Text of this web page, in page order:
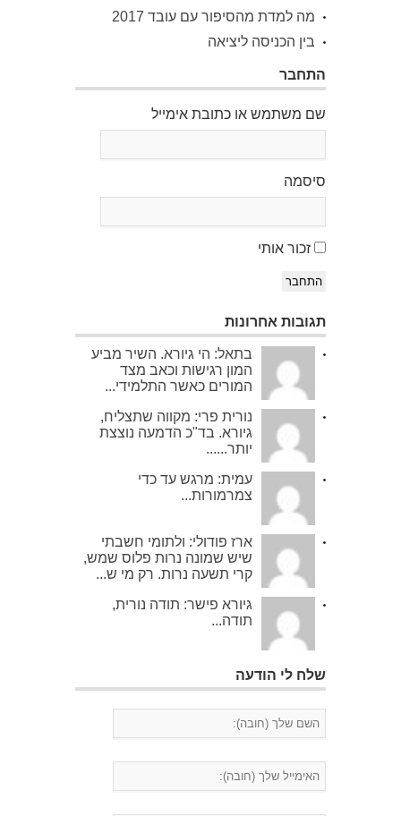
מה למדת מהסיפור עם עובד 2017
בין הכניסה ליציאה
התחבר
שם משתמש או כתובת אימייל
סיסמה
זכור אותי
התחבר
תגובות אחרונות
בתאל: הי גיורא. השיר מביע
המון רגישות וכאב מצד
המורים כאשר התלמידי...
נורית פרי: מקווה שתצליח,
גיורא. בד"כ הדמעה נוצצת
יותר......
עמית: מרגש עד כדי
צמרמורות...
ארז פודולי: ולתומי חשבתי
שיש שמונה נרות פלוס שמש,
קרי תשעה נרות. רק מי ש...
גיורא פישר: תודה נורית,
תודה...
שלח לי הודעה